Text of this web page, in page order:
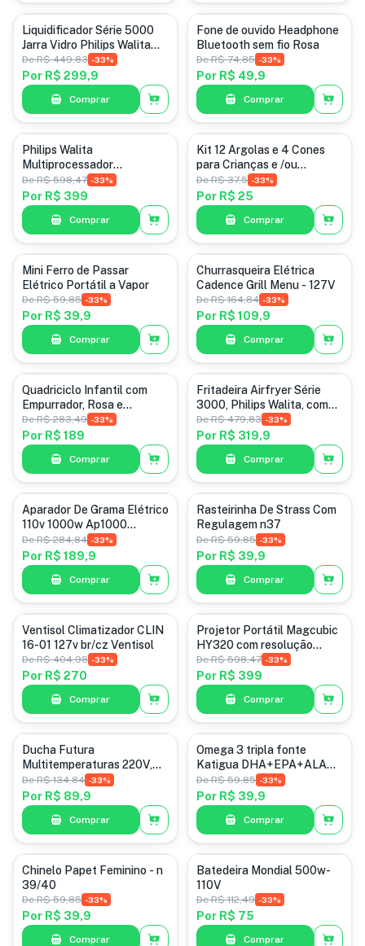
Categoria padrão
Liquidificador Série 5000
Jarra Vidro Philips Walita
Preto 1200W RI2242/93-
127V
DeR$ 449,83 -33%
Por R$ 299,9
Comprar
Eletrônico
Fone de ouvido Headphone
Bluetooth sem fio Rosa
DeR$ 74,85 -33%
Por R$ 49,9
Comprar
Categoria padrão
Philips Walita
Multiprocessador
PowerChop 1000, Preto,
Copo com capacidade de
1,5 litros, Duas velocidades
+ pulsar, 6 a
DeR$ 598,47 -33%
Por R$ 399
Comprar
Categoria padrão
Kit 12 Argolas e 4 Cones
para Crianças e /ou
Fisioterapia
DeR$ 37,5 -33%
Por R$ 25
Comprar
Amortecedores a Gás
Mini Ferro de Passar
Elétrico Portátil a Vapor
DeR$ 59,85 -33%
Por R$ 39,9
Comprar
Categoria padrão
Churrasqueira Elétrica
Cadence Grill Menu - 127V
DeR$ 164,84 -33%
Por R$ 109,9
Comprar
Categoria padrão
Quadriciclo Infantil com
Empurrador, Rosa e
Turquesa, Modelo Dog
DeR$ 283,49 -33%
Por R$ 189
Comprar
Categoria padrão
Fritadeira Airfryer Série
3000, Philips Walita, com
4.1L de capacidade,
Vermelha, 1400W
DeR$ 479,83 -33%
Por R$ 319,9
Comprar
Categoria padrão
Aparador De Grama Elétrico
110v 1000w Ap1000
Tramontina
DeR$ 284,84 -33%
Por R$ 189,9
Comprar
Categoria padrão
Rasteirinha De Strass Com
Regulagem n37
DeR$ 59,85 -33%
Por R$ 39,9
Comprar
Eletrodomésticos
Ventisol Climatizador CLIN
16-01 127v br/cz Ventisol
DeR$ 404,98 -33%
Por R$ 270
Comprar
Categoria padrão
Projetor Portátil Magcubic
HY320 com resolução
nativa de 1080p Wifi
DeR$ 598,47 -33%
Por R$ 399
Comprar
Categoria padrão
Ducha Futura
Multitemperaturas 220V,
6800W, Lorenzetti , Branco
DeR$ 134,84 -33%
Por R$ 89,9
Comprar
Categoria padrão
Omega 3 tripla fonte
Katigua DHA+EPA+ALA
240 Cápsulas
DeR$ 59,85 -33%
Por R$ 39,9
Comprar
Categoria padrão
Chinelo Papet Feminino - n
39/40
DeR$ 59,85 -33%
Por R$ 39,9
Comprar
Categoria padrão
Batedeira Mondial 500w-
110V
DeR$ 112,49 -33%
Por R$ 75
Comprar